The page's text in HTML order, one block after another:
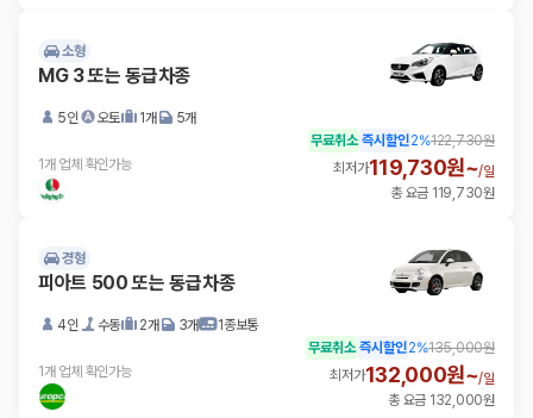
소형
MG 3 또는 동급차종
5인 오토 1개 5개
1개 업체 확인가능
무료취소 즉시할인2%122,730원
최저가119,730원~/일
총 요금 119,730원
경형
피아트 500 또는 동급차종
4인 수동 2개 3개 1종보통
1개 업체 확인가능
무료취소 즉시할인2%135,000원
최저가132,000원~/일
총 요금 132,000원